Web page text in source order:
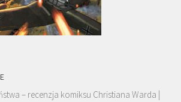
– recenzja komiksu Christiana Warda |